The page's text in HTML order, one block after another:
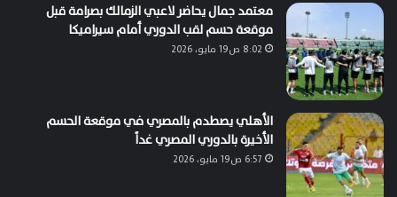
معتمد جمال يحاضر لاعبي الزمالك بصرامة قبل
موقعة حسم لقب الدوري أمام سيراميكا
8:02 ص19 مايو، 2026
الأهلي يصطدم بالمصري في موقعة الحسم
الأخيرة بالدوري المصري غداً
6:57 ص19 مايو، 2026